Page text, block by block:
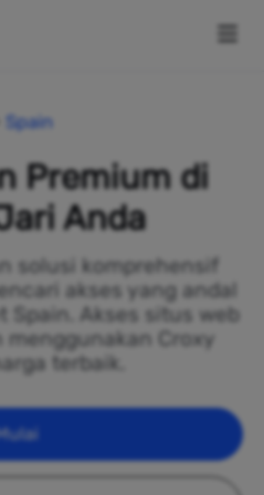
Spain
Premium di
Anda
solusi komprehensif
akses yang andal
Spain. Akses situs web
menggunakan Croxy
terbaik.